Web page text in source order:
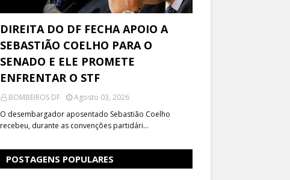
DIREITA DO DF FECHA APOIO A
SEBASTIÃO COELHO PARA O
SENADO E ELE PROMETE
ENFRENTAR O STF
BOMBEIROS DF
Agosto 03, 2026
O desembargador aposentado Sebastião Coelho
recebeu, durante as convenções partidári…
POSTAGENS POPULARES